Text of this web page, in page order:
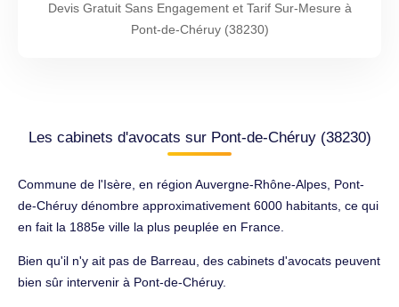
Devis Gratuit Sans Engagement et Tarif Sur-Mesure à
Pont-de-Chéruy (38230)
Les cabinets d'avocats sur Pont-de-Chéruy (38230)
Commune de l'Isère, en région Auvergne-Rhône-Alpes, Pont-
de-Chéruy dénombre approximativement 6000 habitants, ce qui
en fait la 1885e ville la plus peuplée en France.
Bien qu'il n'y ait pas de Barreau, des cabinets d'avocats peuvent
bien sûr intervenir à Pont-de-Chéruy.